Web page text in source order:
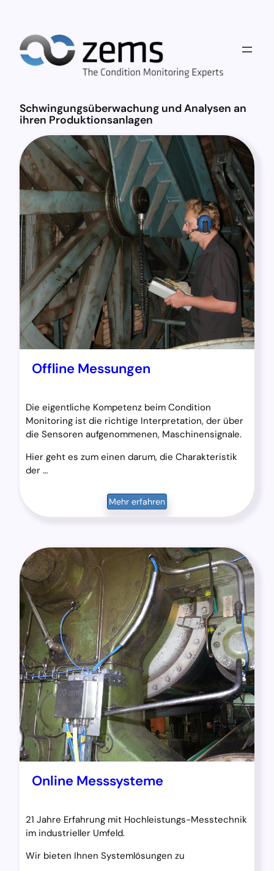
Schwingungsüberwachung und Analysen an
ihren Produktionsanlagen
Offline Messungen
Die eigentliche Kompetenz beim Condition
Monitoring ist die richtige Interpretation, der über
die Sensoren aufgenommenen, Maschinensignale.
Hier geht es zum einen darum, die Charakteristik
der …
Mehr erfahren
Online Messsysteme
21 Jahre Erfahrung mit Hochleistungs-Messtechnik
im industrieller Umfeld.
Wir bieten Ihnen Systemlösungen zu